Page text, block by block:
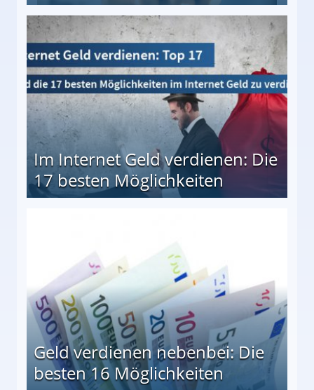
besten Möglichkeiten
Im Internet Geld verdienen: Die
17 besten Möglichkeiten
Geld verdienen nebenbei: Die
besten 16 Möglichkeiten